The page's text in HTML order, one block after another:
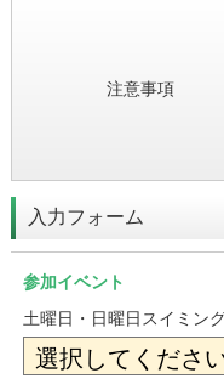
注意事項
入力フォーム
参加イベント
土曜日・日曜日スイミン